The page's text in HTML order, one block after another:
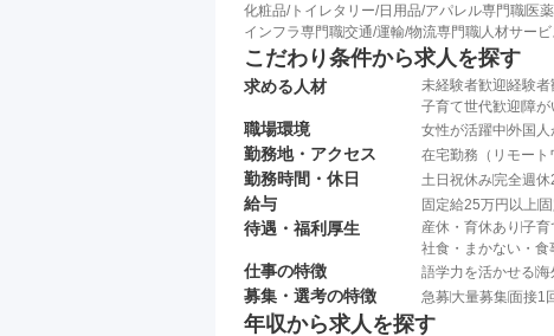
化粧品/トイレタリー/日用品/アパレル専門職 医
インフラ専門職交通/運輸/物流専門職 人材サー
こだわり条件から求人を探す
求める人材 未経験者歓迎経験者
子育て世代歓迎 障が
職場環境 女性が活躍中外国人
勤務地・アクセス 在宅勤務（リモート
勤務時間・休日 土日祝休み完全週休
給与 固定給25万円以上
待遇・福利厚生 産休・育休あり 子育
社食・まかない・食
仕事の特徴 語学力を活かせる海
募集・選考の特徴 急募 大量募集面接1
年収から求人を探す